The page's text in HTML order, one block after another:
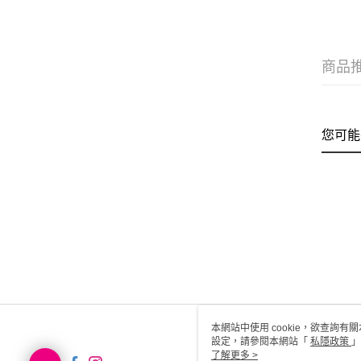
商品
您可
本網站中使用 cookie，欲查詢有
設定，請參閱本網站「 私隱政策
用 cookie。
了解更多 >